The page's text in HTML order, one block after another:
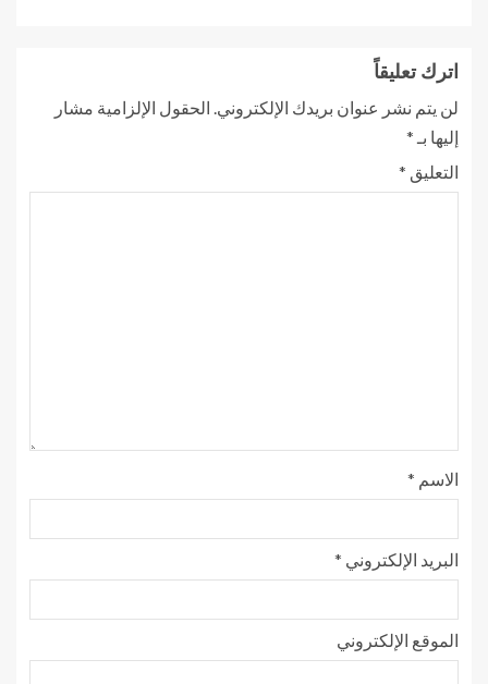
اترك تعليقاً
لن يتم نشر عنوان بريدك الإلكتروني. الحقول الإلزامية مشار
إليها بـ *
التعليق *
الاسم *
البريد الإلكتروني *
الموقع الإلكتروني